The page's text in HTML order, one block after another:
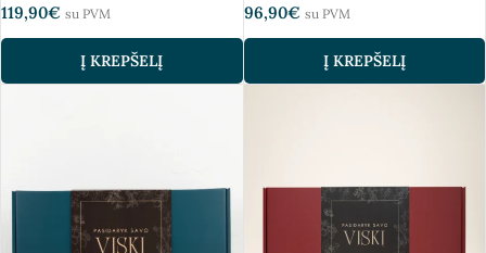
119,90€ su PVM
Į KREPŠELĮ
96,90€ su PVM
Į KREPŠELĮ